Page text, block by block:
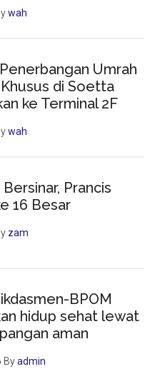
wah
Umrah
di Soetta
ke Terminal 2F
wah
Prancis
16 Besar
zam
BPOM
hidup sehat lewat
aman
Byadmin